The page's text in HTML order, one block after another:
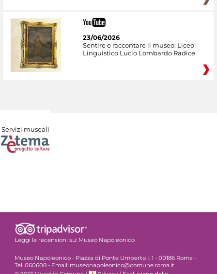
23/06/2026
Sentire e raccontare il museo: Liceo
Linguistico Lucio Lombardo Radice
Servizi museali
Leggi le recensioni su: Museo Napoleonico
Museo Napoleonico - Piazza di Ponte Umberto I, 1 - 00186 Roma -
Tel. 060608 - Email: museonapoleonico@comune.roma.it